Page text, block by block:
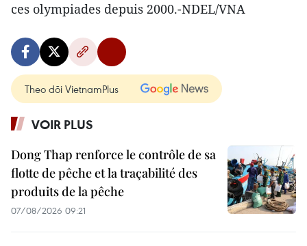
ces olympiades depuis 2000.-NDEL/VNA
Theo dõi VietnamPlus
VOIR PLUS
Dong Thap renforce le contrôle de sa
flotte de pêche et la traçabilité des
produits de la pêche
07/08/2026 09:21